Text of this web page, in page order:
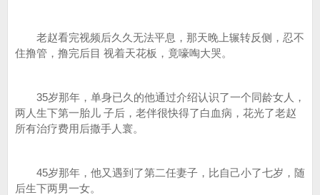
老赵看完视频后久久无法平息，那天晚上辗转反侧，忍不
住撸管，撸完后目 视着天花板，竟嚎啕大哭。
35岁那年，单身已久的他通过介绍认识了一个同龄女人，
两人生下第一胎儿 子后，老伴很快得了白血病，花光了老赵
所有治疗费用后撒手人寰。
45岁那年，他又遇到了第二任妻子，比自己小了七岁，随
后生下两男一女。